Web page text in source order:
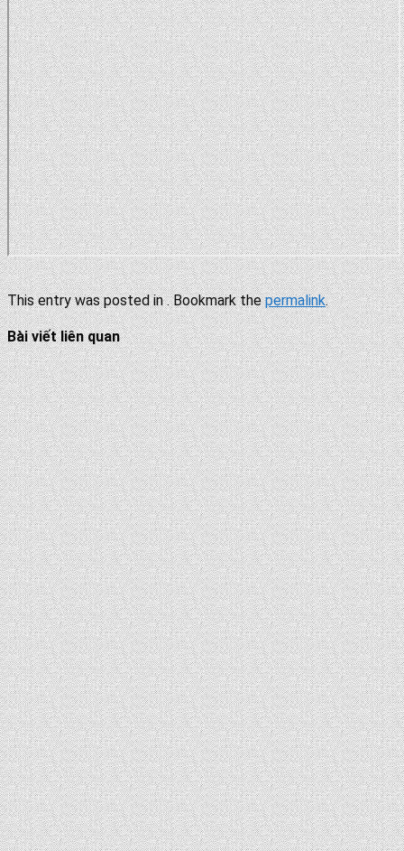
This entry was posted in . Bookmark thepermalink.
Bài viết liên quan